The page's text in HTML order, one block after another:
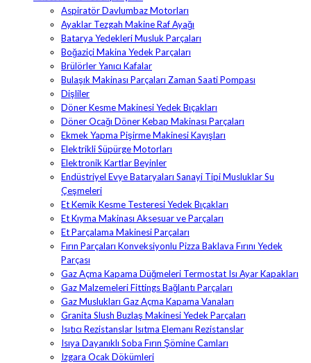
Aspiratör Davlumbaz Motorları
Ayaklar Tezgah Makine Raf Ayağı
Batarya Yedekleri Musluk Parçaları
Boğaziçi Makina Yedek Parçaları
Brülörler Yanıcı Kafalar
Bulaşık Makinası Parçaları Zaman Saati Pompası
Dişliler
Döner Kesme Makinesi Yedek Bıçakları
Döner Ocağı Döner Kebap Makinası Parçaları
Ekmek Yapma Pişirme Makinesi Kayışları
Elektrikli Süpürge Motorları
Elektronik Kartlar Beyinler
Endüstriyel Evye Bataryaları Sanayi Tipi Musluklar Su
Çeşmeleri
Et Kemik Kesme Testeresi Yedek Bıçakları
Et Kıyma Makinası Aksesuar ve Parçaları
Et Parçalama Makinesi Parçaları
Fırın Parçaları Konveksiyonlu Pizza Baklava Fırını Yedek
Parçası
Gaz Açma Kapama Düğmeleri Termostat Isı Ayar Kapakları
Gaz Malzemeleri Fittings Bağlantı Parçaları
Gaz Muslukları Gaz Açma Kapama Vanaları
Granita Slush Buzlaş Makinesi Yedek Parçaları
Isıtıcı Rezistanslar Isıtma Elemanı Rezistanslar
Isıya Dayanıklı Soba Fırın Şömine Camları
Izgara Ocak Dökümleri